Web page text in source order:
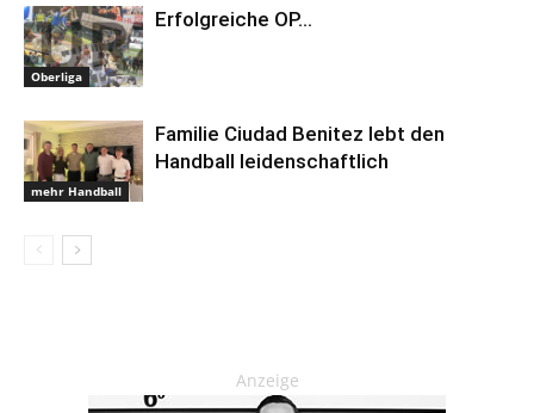
Oberliga
Erfolgreiche OP…
mehr Handball
Familie Ciudad Benitez lebt den
Handball leidenschaftlich
Anzeige